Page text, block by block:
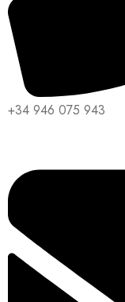
+34 946 075 943